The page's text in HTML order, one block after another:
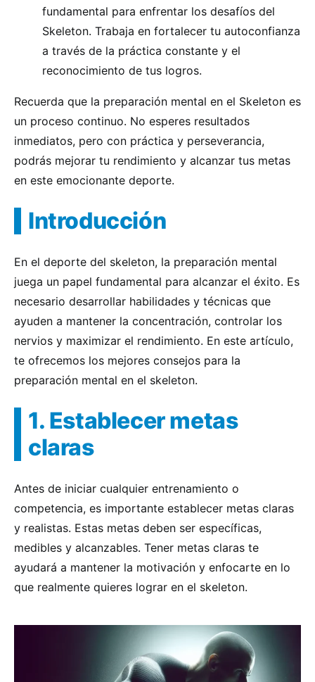
fundamental para enfrentar los desafíos del
Skeleton. Trabaja en fortalecer tu autoconfianza
a través de la práctica constante y el
reconocimiento de tus logros.
Recuerda que la preparación mental en el Skeleton es
un proceso continuo. No esperes resultados
inmediatos, pero con práctica y perseverancia,
podrás mejorar tu rendimiento y alcanzar tus metas
en este emocionante deporte.
Introducción
En el deporte del skeleton, la preparación mental
juega un papel fundamental para alcanzar el éxito. Es
necesario desarrollar habilidades y técnicas que
ayuden a mantener la concentración, controlar los
nervios y maximizar el rendimiento. En este artículo,
te ofrecemos los mejores consejos para la
preparación mental en el skeleton.
1. Establecer metas
claras
Antes de iniciar cualquier entrenamiento o
competencia, es importante establecer metas claras
y realistas. Estas metas deben ser específicas,
medibles y alcanzables. Tener metas claras te
ayudará a mantener la motivación y enfocarte en lo
que realmente quieres lograr en el skeleton.